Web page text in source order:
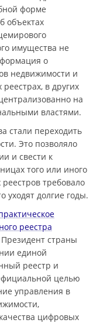
форме
объектах
имущества не
о
недвижимости и
в других
на
властями.
стали переходить
Это позволяло
и свести к
того или иного
требовало
уходят долгие годы.
реестра
Президент страны
единой
реестр и
целью
управления в
цифровых